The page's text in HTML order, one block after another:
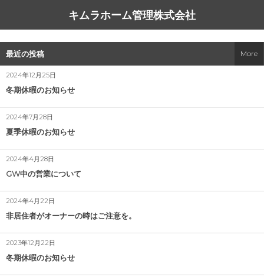
キムラホーム管理株式会社
最近の投稿
2024年12月25日
冬期休暇のお知らせ
2024年7月28日
夏季休暇のお知らせ
2024年4月28日
GW中の営業について
2024年4月22日
非居住者がオーナーの時はご注意を。
2023年12月22日
冬期休暇のお知らせ
More
看板だけ貼っときますプラン（無料）
空き家管理
空き地管理
アパート・マンション管理
駐車場管理
高齢者の入居を難しくする事情
ハウスコム、外国籍専用店舗を新宿にオープン
自分の不動産の相場を知る方法
災害列島 にっぽん
引越す気にならない部屋
中小企業家しんぶん
アクセス
経営理念